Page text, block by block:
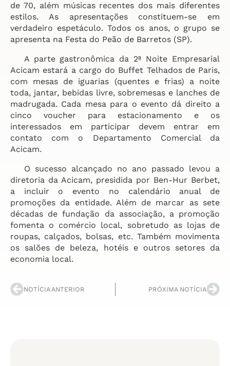
de 70, além músicas recentes dos mais diferentes
estilos. As apresentações constituem-se em
verdadeiro espetáculo. Todos os anos, o grupo se
apresenta na Festa do Peão de Barretos (SP).
A parte gastronômica da 2ª Noite Empresarial
Acicam estará a cargo do Buffet Telhados de Paris,
com mesas de iguarias (quentes e frias) a noite
toda, jantar, bebidas livre, sobremesas e lanches de
madrugada. Cada mesa para o evento dá direito a
cinco voucher para estacionamento e os
interessados em participar devem entrar em
contato com o Departamento Comercial da
Acicam.
O sucesso alcançado no ano passado levou a
diretoria da Acicam, presidida por Ben-Hur Berbet,
a incluir o evento no calendário anual de
promoções da entidade. Além de marcar as sete
décadas de fundação da associação, a promoção
fomenta o comércio local, sobretudo as lojas de
roupas, calçados, bolsas, etc. Também movimenta
os salões de beleza, hotéis e outros setores da
economia local.
NOTÍCIA ANTERIOR PRÓXIMA NOTÍCIA